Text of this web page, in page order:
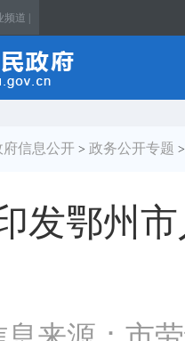
频道 |
府信息公开 > 政务公开专题
发鄂州